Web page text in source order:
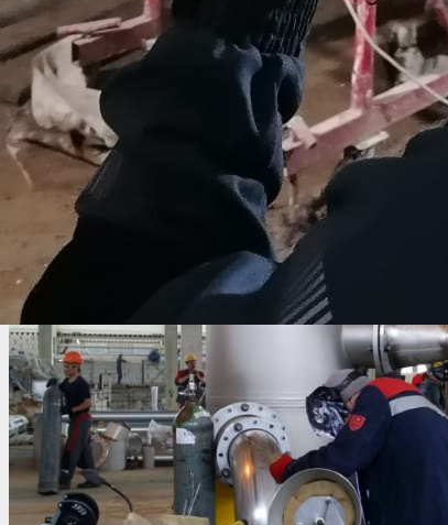
индивидуального подхода. Чтобы добиться
конкретном объекте, требования проектной
Если технология выбрана правильно, а сварщик
или условия труда.